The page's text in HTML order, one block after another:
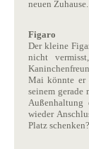
neuen Zuhause.
Figaro
Der kleine
nicht
Mai könnte er
seinem
wieder
Platz schenken?